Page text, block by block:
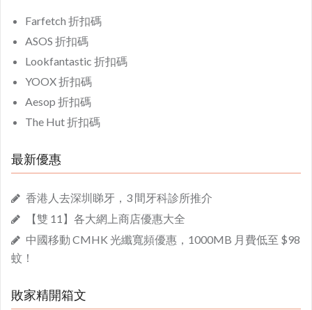
Farfetch 折扣碼
ASOS 折扣碼
Lookfantastic 折扣碼
YOOX 折扣碼
Aesop 折扣碼
The Hut 折扣碼
最新優惠
香港人去深圳睇牙，3 間牙科診所推介
【雙 11】各大網上商店優惠大全
中國移動 CMHK 光纖寬頻優惠，1000MB 月費低至 $98
蚊！
敗家精開箱文